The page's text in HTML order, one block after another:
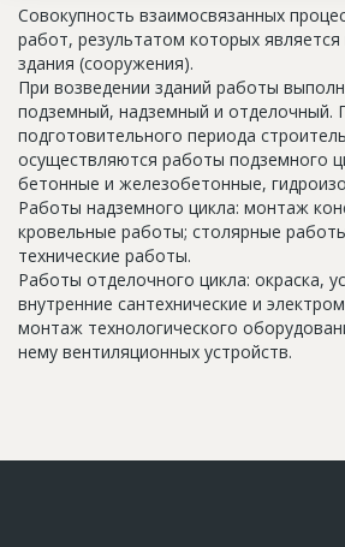
Совокупность взаимосвязанных
работ, результатом которых является
здания (сооружения).
При возведении зданий работы
подземный, надземный и отделочный.
подготовительного периода
осуществляются работы подземного
бетонные и железобетонные,
Работы надземного цикла: монтаж
кровельные работы; столярные
технические работы.
Работы отделочного цикла: окраска,
внутренние сантехнические и
монтаж технологического
нему вентиляционных устройств.